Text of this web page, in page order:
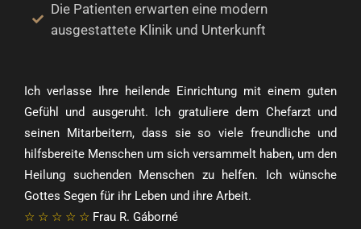
Die Patienten erwarten eine modern
ausgestattete Klinik und Unterkunft
Ich verlasse Ihre heilende Einrichtung mit einem guten
Gefühl und ausgeruht. Ich gratuliere dem Chefarzt und
seinen Mitarbeitern, dass sie so viele freundliche und
hilfsbereite Menschen um sich versammelt haben, um den
Heilung suchenden Menschen zu helfen. Ich wünsche
Gottes Segen für ihr Leben und ihre Arbeit.
☆ ☆ ☆ ☆ ☆ Frau R. Gáborné